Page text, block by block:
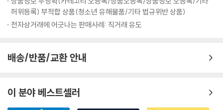
허위등록) 부적합 상품(청소년 유해물품/기타 법규위반 상품)
전자상거래에 어긋나는 판매사례: 직거래 유도
배송/반품/교환 안내
이 분야 베스트셀러